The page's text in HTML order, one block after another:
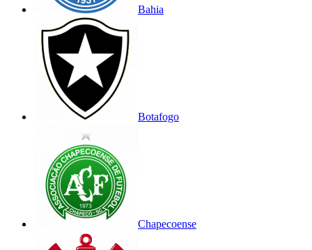
Bahia
Botafogo
Chapecoense